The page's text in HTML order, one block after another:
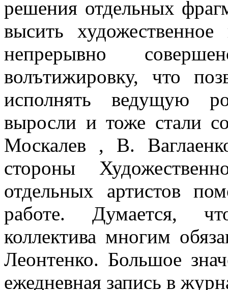
решения отдель­ных
высить художественное
непрерывно
волътижировку, что
исполнять ведущую
выросли и тоже стали
Москалев , B.
стороны
отдельных артистов
работе. Думается,
коллектива многим
Леонтенко. Большое
ежеднев­ная запись в